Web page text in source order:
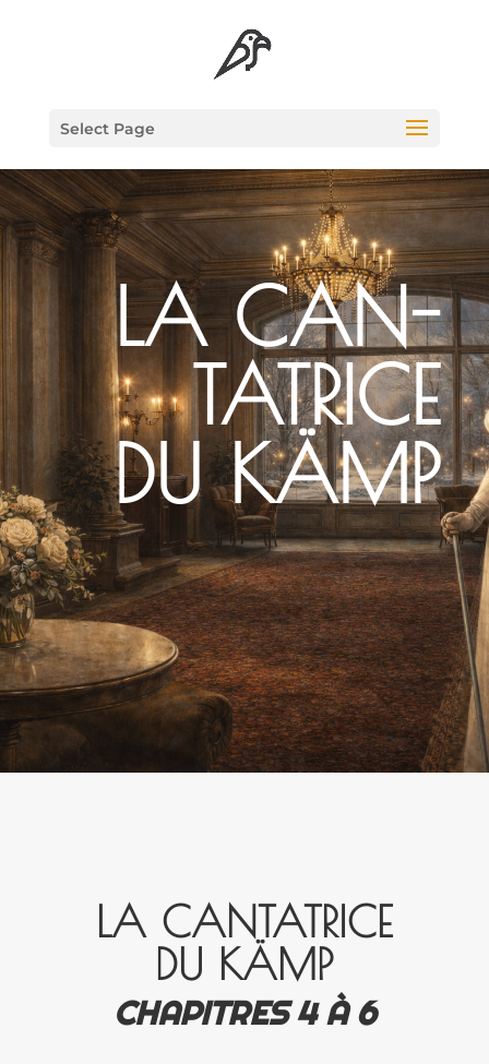
Select Page
LA CAN­
TA­TRICE
DU KÄMP
LA CAN­TA­TRICE
DU KÄMP
CHA­PITRES 4 À 6